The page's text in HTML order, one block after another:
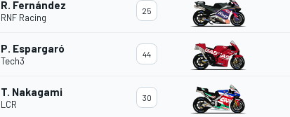
R. Fernández
RNF Racing
25
P. Espargaró
Tech3
44
T. Nakagami
LCR
30